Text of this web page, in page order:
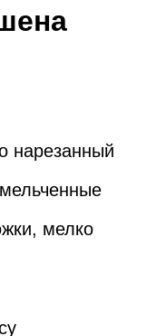
нарезанный
мелко